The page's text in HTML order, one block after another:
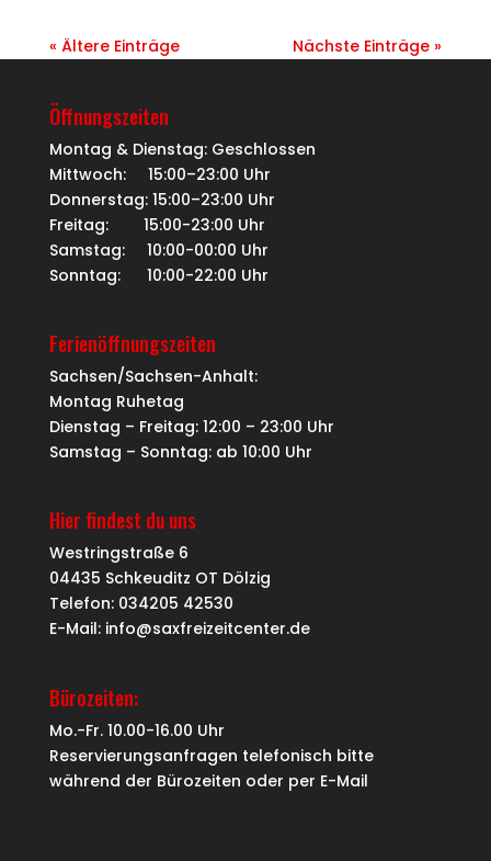
« Ältere Einträge Nächste Einträge »
Öffnungszeiten
Montag & Dienstag: Geschlossen
Mittwoch: 15:00–23:00 Uhr
Donnerstag: 15:00–23:00 Uhr
Freitag: 15:00-23:00 Uhr
Samstag: 10:00-00:00 Uhr
Sonntag: 10:00-22:00 Uhr
Ferienöffnungszeiten
Sachsen/Sachsen-Anhalt:
Montag Ruhetag
Dienstag – Freitag: 12:00 – 23:00 Uhr
Samstag – Sonntag: ab 10:00 Uhr
Hier findest du uns
Westringstraße 6
04435 Schkeuditz OT Dölzig
Telefon: 034205 42530
E-Mail: info@saxfreizeitcenter.de
Bürozeiten:
Mo.-Fr. 10.00-16.00 Uhr
Reservierungsanfragen telefonisch bitte
während der Bürozeiten oder per E-Mail